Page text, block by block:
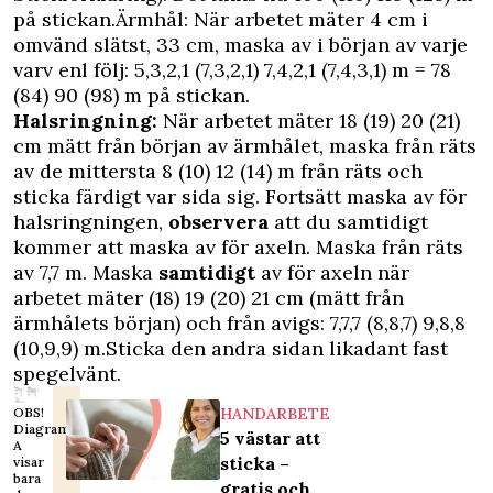
på stickan.Ärmhål: När arbetet mäter 4 cm i
omvänd slätst, 33 cm, maska av i början av varje
varv enl följ: 5,3,2,1 (7,3,2,1) 7,4,2,1 (7,4,3,1) m = 78
(84) 90 (98) m på stickan.
Halsringning: När arbetet mäter 18 (19) 20 (21)
cm mätt från början av ärmhålet, maska från räts
av de mittersta 8 (10) 12 (14) m från räts och
sticka färdigt var sida sig. Fortsätt maska av för
halsringningen, observera att du samtidigt
kommer att maska av för axeln. Maska från räts
av 7,7 m. Maska samtidigt av för axeln när
arbetet mäter (18) 19 (20) 21 cm (mätt från
ärmhålets början) och från avigs: 7,7,7 (8,8,7) 9,8,8
(10,9,9) m.Sticka den andra sidan likadant fast
spegelvänt.
OBS!
Diagram
A
visar
bara
HANDARBETE
5 västar att
sticka –
gratis och